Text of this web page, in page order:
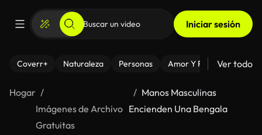
Iniciar sesión
Coverr+ Naturaleza Personas Amor Y Relaciones
Ver todo
Hogar
Imágenes de Archivo
Gratuitas
Manos Masculinas
Encienden Una Bengala